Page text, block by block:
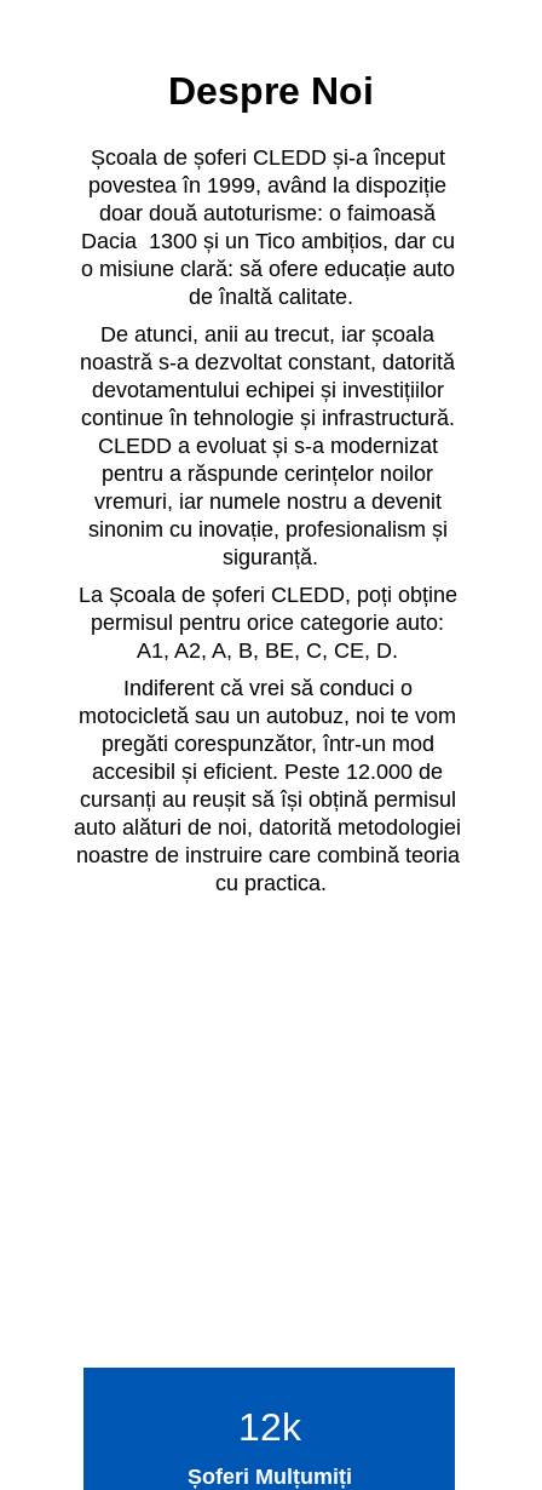
Despre Noi
Școala de șoferi CLEDD și-a început
povestea în 1999, având la dispoziție
doar două autoturisme: o faimoasă
Dacia  1300 și un Tico ambițios, dar cu
o misiune clară: să ofere educație auto
de înaltă calitate.
De atunci, anii au trecut, iar școala
noastră s-a dezvoltat constant, datorită
devotamentului echipei și investițiilor
continue în tehnologie și infrastructură.
CLEDD a evoluat și s-a modernizat
pentru a răspunde cerințelor noilor
vremuri, iar numele nostru a devenit
sinonim cu inovație, profesionalism și
siguranță.
La Școala de șoferi CLEDD, poți obține
permisul pentru orice categorie auto:
A1, A2, A, B, BE, C, CE, D.
Indiferent că vrei să conduci o
motocicletă sau un autobuz, noi te vom
pregăti corespunzător, într-un mod
accesibil și eficient. Peste 12.000 de
cursanți au reușit să își obțină permisul
auto alături de noi, datorită metodologiei
noastre de instruire care combină teoria
cu practica.
12k
Șoferi Mulțumiți